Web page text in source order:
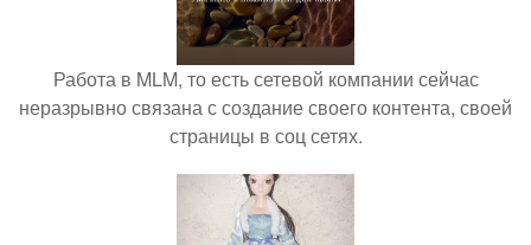
Работа в MLM, то есть сетевой компании сейчас
неразрывно связана с создание своего контента, своей
страницы в соц сетях.